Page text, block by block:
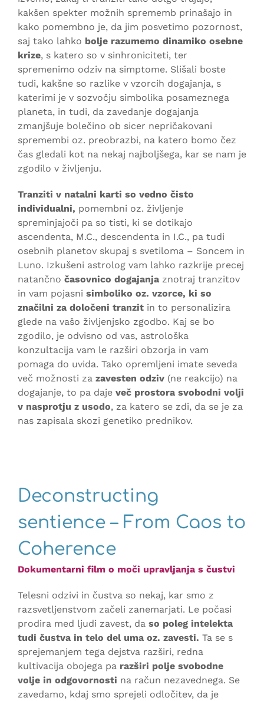
kakšen spekter možnih sprememb prinašajo in
kako pomembno je, da jim posvetimo pozornost,
saj tako lahko bolje razumemo dinamiko osebne
krize, s katero so v sinhroniciteti, ter
spremenimo odziv na simptome. Slišali boste
tudi, kakšne so razlike v vzorcih dogajanja, s
katerimi je v sozvočju simbolika posameznega
planeta, in tudi, da zavedanje dogajanja
zmanjšuje bolečino ob sicer nepričakovani
spremembi oz. preobrazbi, na katero bomo čez
čas gledali kot na nekaj najboljšega, kar se nam je
zgodilo v življenju.
Tranziti v natalni karti so vedno čisto
individualni, pomembni oz. življenje
spreminjajoči pa so tisti, ki se dotikajo
ascendenta, M.C., descendenta in I.C., pa tudi
osebnih planetov skupaj s svetiloma – Soncem in
Luno. Izkušeni astrolog vam lahko razkrije precej
natančno časovnico dogajanja znotraj tranzitov
in vam pojasni simboliko oz. vzorce, ki so
značilni za določeni tranzit in to personalizira
glede na vašo življenjsko zgodbo. Kaj se bo
zgodilo, je odvisno od vas, astrološka
konzultacija vam le razširi obzorja in vam
pomaga do uvida. Tako opremljeni imate seveda
več možnosti za zavesten odziv (ne reakcijo) na
dogajanje, to pa daje več prostora svobodni volji
v nasprotju z usodo, za katero se zdi, da se je za
nas zapisala skozi genetiko prednikov.
Deconstructing
sentience – From Caos to
Coherence
Dokumentarni film o moči upravljanja s čustvi
Telesni odzivi in čustva so nekaj, kar smo z
razsvetljenstvom začeli zanemarjati. Le počasi
prodira med ljudi zavest, da so poleg intelekta
tudi čustva in telo del uma oz. zavesti. Ta se s
sprejemanjem tega dejstva razširi, redna
kultivacija obojega pa razširi polje svobodne
volje in odgovornosti na račun nezavednega. Se
zavedamo, kdaj smo sprejeli odločitev, da je